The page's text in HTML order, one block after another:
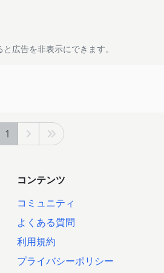
と広告を非表示にできます。
1
コンテンツ
コミュニティ
よくある質問
利用規約
プライバシーポリシー